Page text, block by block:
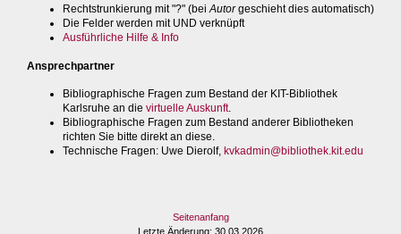
Rechtstrunkierung mit "?" (bei Autorgeschieht dies automatisch)
Die Felder werden mit UND verknüpft
Ausführliche Hilfe & Info
Ansprechpartner
Bibliographische Fragen zum Bestand der KIT-Bibliothek
Karlsruhe an die virtuelle Auskunft.
Bibliographische Fragen zum Bestand anderer Bibliotheken
richten Sie bitte direkt an diese.
Technische Fragen: Uwe Dierolf, kvkadmin@bibliothek.kit.edu
Seitenanfang
Letzte Änderung: 30.03.2026